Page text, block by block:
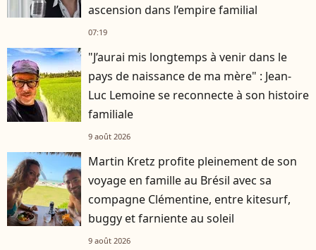
ascension dans l’empire familial
07:19
"J’aurai mis longtemps à venir dans le
pays de naissance de ma mère" : Jean-
Luc Lemoine se reconnecte à son histoire
familiale
9 août 2026
Martin Kretz profite pleinement de son
voyage en famille au Brésil avec sa
compagne Clémentine, entre kitesurf,
buggy et farniente au soleil
9 août 2026